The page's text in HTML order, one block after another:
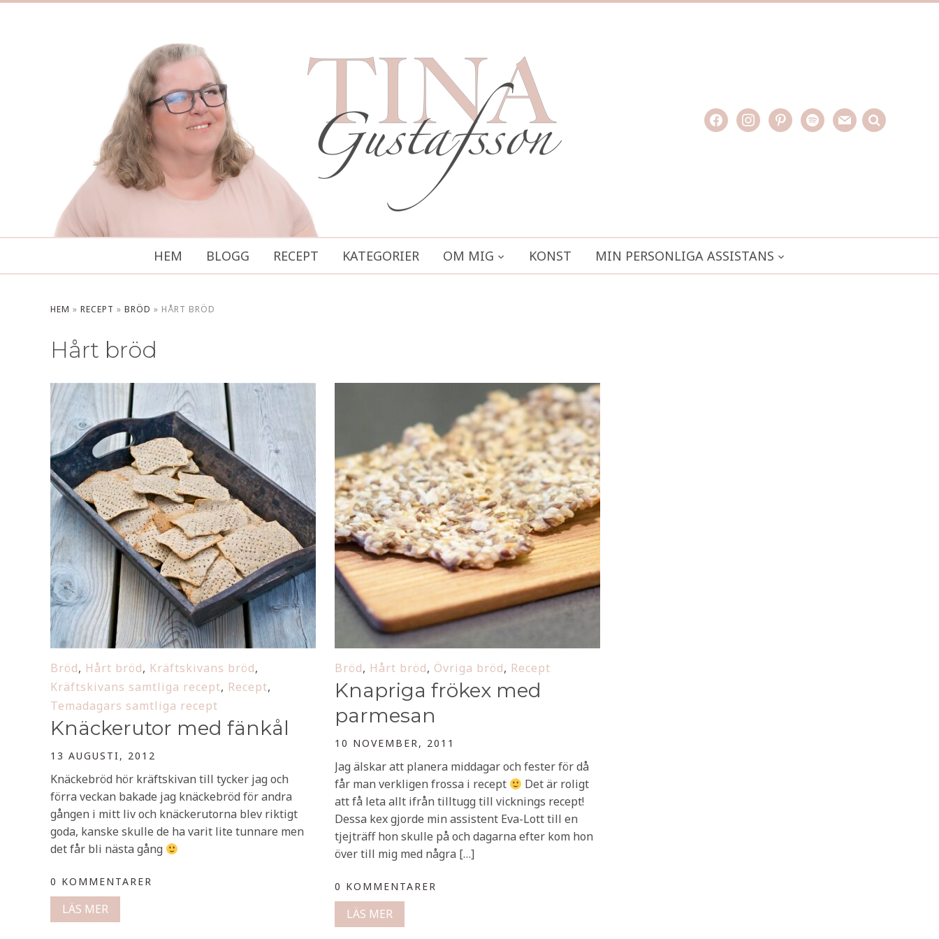
facebookinstagrampinterestspotifymail search
HEM BLOGG RECEPT KATEGORIER OM MIG KONST MIN PERSONLIGA ASSISTANS
HEM » RECEPT » BRÖD » HÅRT BRÖD
Hårt bröd
Bröd, Hårt bröd, Kräftskivans bröd,
Kräftskivans samtliga recept, Recept,
Temadagars samtliga recept
Knäckerutor med fänkål
13 AUGUSTI, 2012
Knäckebröd hör kräftskivan till tycker jag och
förra veckan bakade jag knäckebröd för andra
gången i mitt liv och knäckerutorna blev riktigt
goda, kanske skulle de ha varit lite tunnare men
det får bli nästa gång
0 KOMMENTARER
LÄS MER
Bröd, Hårt bröd, Övriga bröd, Recept
Knapriga frökex med
parmesan
10 NOVEMBER, 2011
Jag älskar att planera middagar och fester för då
får man verkligen frossa i recept
Det är roligt
att få leta allt ifrån tilltugg till vicknings recept!
Dessa kex gjorde min assistent Eva-Lott till en
tjejträff hon skulle på och dagarna efter kom hon
över till mig med några […]
0 KOMMENTARER
LÄS MER